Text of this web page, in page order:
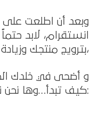
وبعد أن اطلعت على
انستقرام، لابد
بترويج منتجك وزيادة أرباحك،
و أضحى في خلدك
كيف تبدأ…وها نحن نجيبك عليها كالتالي: